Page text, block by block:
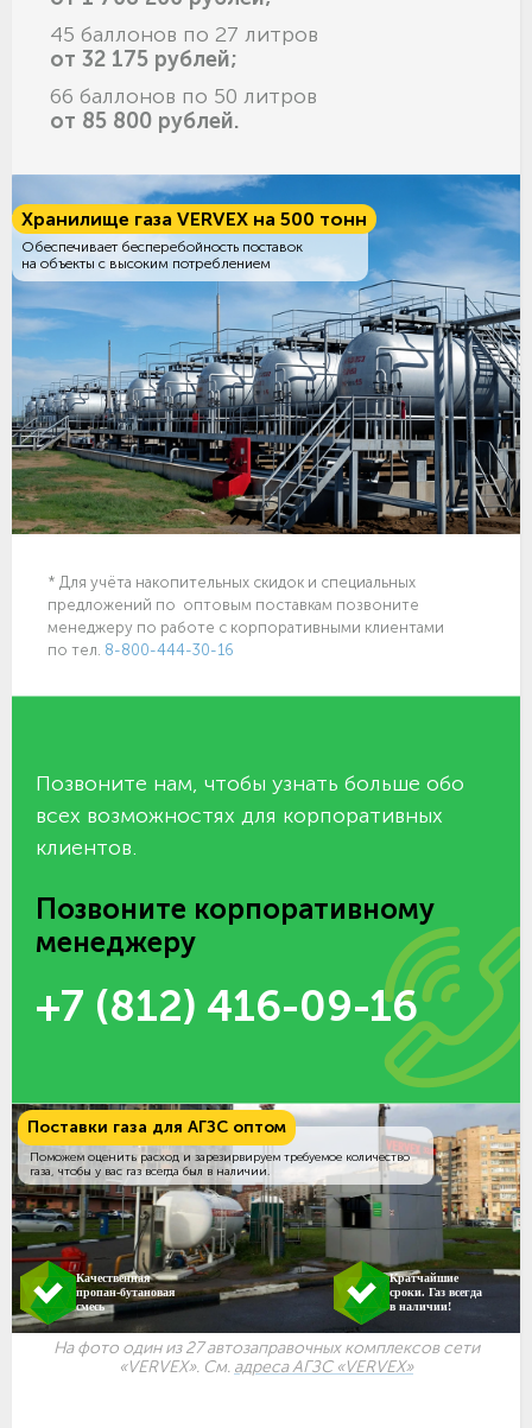
45 баллонов по 27 литров
от 32 175 рублей;
66 баллонов по 50 литров
от 85 800 рублей.
Хранилище газа VERVEX на 500 тонн
Обеспечивает бесперебойность поставок
на объекты с высоким потреблением
* Для учёта накопительных скидок и специальных
предложений по оптовым поставкам позвоните
менеджеру по работе с корпоративными клиентами
по тел. 8-800-444-30-16
Позвоните нам, чтобы узнать больше обо
всех возможностях для корпоративных
клиентов.
Позвоните корпоративному
менеджеру
+7 (812) 416-09-16
Поставки газа для АГЗС оптом
Поможем оценить расход и зарезирвируем требуемое количество
газа, чтобы у вас газ всегда был в наличии.
Качественная
пропан-бутановая
смесь
Кратчайшие
сроки. Газ всегда
в наличии!
На фото один из 27 автозаправочных комплексов сети
«VERVEX». См. адреса АГЗС «VERVEX»